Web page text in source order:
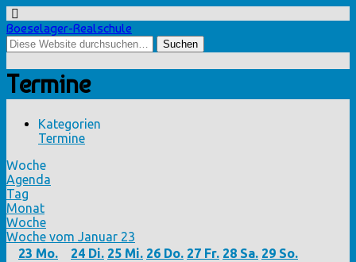
Boeselager-Realschule
Termine
Kategorien
Termine
Woche
Agenda
Tag
Monat
Woche
Woche vom Januar 23
23 Mo. 24 Di. 25 Mi. 26 Do. 27 Fr. 28 Sa. 29 So.